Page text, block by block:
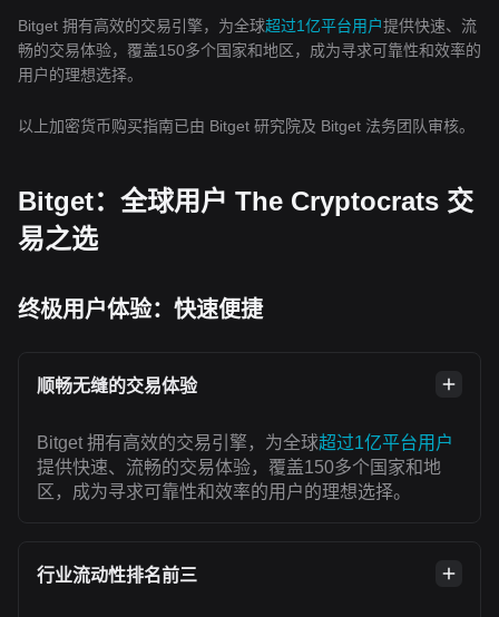
Bitget 拥有高效的交易引擎，为全球超过1亿平台用户提供快速、流
畅的交易体验，覆盖150多个国家和地区，成为寻求可靠性和效率的
用户的理想选择。
以上加密货币购买指南已由 Bitget 研究院及 Bitget 法务团队审核。
Bitget：全球用户 The Cryptocrats 交
易之选
终极用户体验：快速便捷
顺畅无缝的交易体验
Bitget 拥有高效的交易引擎，为全球超过1亿平台用户
提供快速、流畅的交易体验，覆盖150多个国家和地
区，成为寻求可靠性和效率的用户的理想选择。
行业流动性排名前三